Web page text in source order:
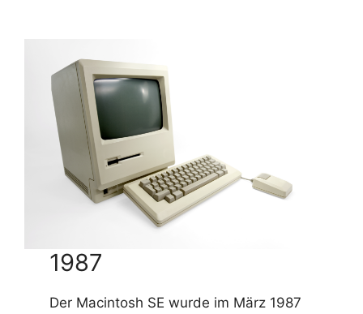
1987
Der Macintosh SE wurde im März 1987